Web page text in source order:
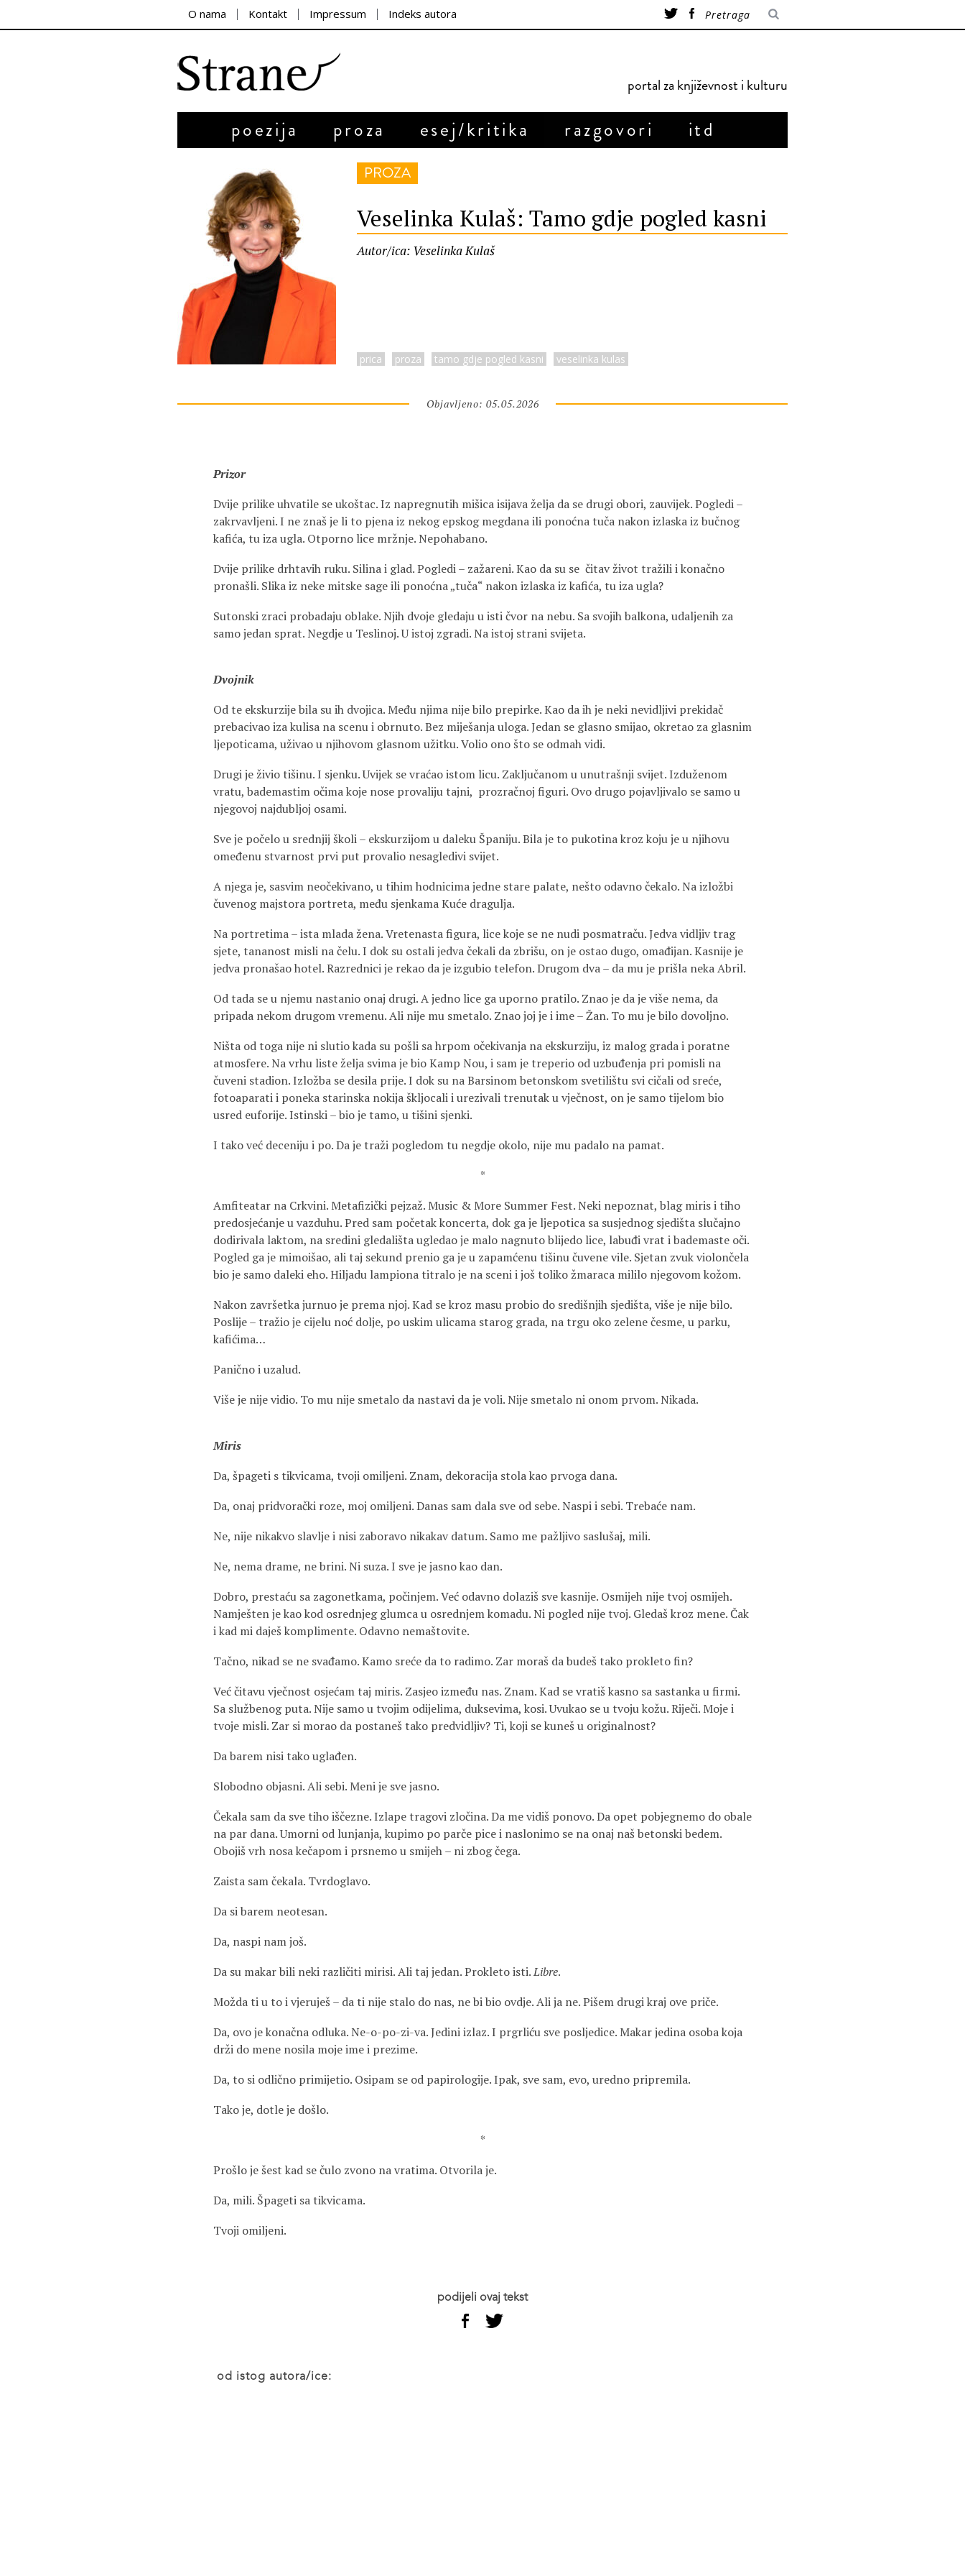
O nama Kontakt Impressum Indeks autora
portal za književnost i kulturu
poezija proza esej/kritika razgovori itd
PROZA
Veselinka Kulaš: Tamo gdje pogled kasni
Autor/ica: Veselinka Kulaš
prica proza tamo gdje pogled kasni veselinka kulas
Objavljeno: 05.05.2026
Prizor
Dvije prilike uhvatile se ukoštac. Iz napregnutih mišica isijava želja da se drugi obori, zauvijek. Pogledi –
zakrvavljeni. I ne znaš je li to pjena iz nekog epskog megdana ili ponoćna tuča nakon izlaska iz bučnog
kafića, tu iza ugla. Otporno lice mržnje. Nepohabano.
Dvije prilike drhtavih ruku. Silina i glad. Pogledi – zažareni. Kao da su se čitav život tražili i konačno
pronašli. Slika iz neke mitske sage ili ponoćna „tuča“ nakon izlaska iz kafića, tu iza ugla?
Sutonski zraci probadaju oblake. Njih dvoje gledaju u isti čvor na nebu. Sa svojih balkona, udaljenih za
samo jedan sprat. Negdje u Teslinoj. U istoj zgradi. Na istoj strani svijeta.
Dvojnik
Od te ekskurzije bila su ih dvojica. Među njima nije bilo prepirke. Kao da ih je neki nevidljivi prekidač
prebacivao iza kulisa na scenu i obrnuto. Bez miješanja uloga. Jedan se glasno smijao, okretao za glasnim
ljepoticama, uživao u njihovom glasnom užitku. Volio ono što se odmah vidi.
Drugi je živio tišinu. I sjenku. Uvijek se vraćao istom licu. Zaključanom u unutrašnji svijet. Izduženom
vratu, bademastim očima koje nose provaliju tajni, prozračnoj figuri. Ovo drugo pojavljivalo se samo u
njegovoj najdubljoj osami.
Sve je počelo u srednjij školi – ekskurzijom u daleku Španiju. Bila je to pukotina kroz koju je u njihovu
omeđenu stvarnost prvi put provalio nesagledivi svijet.
A njega je, sasvim neočekivano, u tihim hodnicima jedne stare palate, nešto odavno čekalo. Na izložbi
čuvenog majstora portreta, među sjenkama Kuće dragulja.
Na portretima – ista mlada žena. Vretenasta figura, lice koje se ne nudi posmatraču. Jedva vidljiv trag
sjete, tananost misli na čelu. I dok su ostali jedva čekali da zbrišu, on je ostao dugo, omađijan. Kasnije je
jedva pronašao hotel. Razrednici je rekao da je izgubio telefon. Drugom dva – da mu je prišla neka Abril.
Od tada se u njemu nastanio onaj drugi. A jedno lice ga uporno pratilo. Znao je da je više nema, da
pripada nekom drugom vremenu. Ali nije mu smetalo. Znao joj je i ime – Žan. To mu je bilo dovoljno.
Ništa od toga nije ni slutio kada su pošli sa hrpom očekivanja na ekskurziju, iz malog grada i poratne
atmosfere. Na vrhu liste želja svima je bio Kamp Nou, i sam je treperio od uzbuđenja pri pomisli na
čuveni stadion. Izložba se desila prije. I dok su na Barsinom betonskom svetilištu svi cičali od sreće,
fotoaparati i poneka starinska nokija škljocali i urezivali trenutak u vječnost, on je samo tijelom bio
usred euforije. Istinski – bio je tamo, u tišini sjenki.
I tako već deceniju i po. Da je traži pogledom tu negdje okolo, nije mu padalo na pamat.
*
Amfiteatar na Crkvini. Metafizički pejzaž. Music & More Summer Fest. Neki nepoznat, blag miris i tiho
predosjećanje u vazduhu. Pred sam početak koncerta, dok ga je ljepotica sa susjednog sjedišta slučajno
dodirivala laktom, na sredini gledališta ugledao je malo nagnuto blijedo lice, labuđi vrat i bademaste oči.
Pogled ga je mimoišao, ali taj sekund prenio ga je u zapamćenu tišinu čuvene vile. Sjetan zvuk violončela
bio je samo daleki eho. Hiljadu lampiona titralo je na sceni i još toliko žmaraca mililo njegovom kožom.
Nakon završetka jurnuo je prema njoj. Kad se kroz masu probio do središnjih sjedišta, više je nije bilo.
Poslije – tražio je cijelu noć dolje, po uskim ulicama starog grada, na trgu oko zelene česme, u parku,
kafićima…
Panično i uzalud.
Više je nije vidio. To mu nije smetalo da nastavi da je voli. Nije smetalo ni onom prvom. Nikada.
Miris
Da, špageti s tikvicama, tvoji omiljeni. Znam, dekoracija stola kao prvoga dana.
Da, onaj pridvorački roze, moj omiljeni. Danas sam dala sve od sebe. Naspi i sebi. Trebaće nam.
Ne, nije nikakvo slavlje i nisi zaboravo nikakav datum. Samo me pažljivo saslušaj, mili.
Ne, nema drame, ne brini. Ni suza. I sve je jasno kao dan.
Dobro, prestaću sa zagonetkama, počinjem. Već odavno dolaziš sve kasnije. Osmijeh nije tvoj osmijeh.
Namješten je kao kod osrednjeg glumca u osrednjem komadu. Ni pogled nije tvoj. Gledaš kroz mene. Čak
i kad mi daješ komplimente. Odavno nemaštovite.
Tačno, nikad se ne svađamo. Kamo sreće da to radimo. Zar moraš da budeš tako prokleto fin?
Već čitavu vječnost osjećam taj miris. Zasjeo između nas. Znam. Kad se vratiš kasno sa sastanka u firmi.
Sa službenog puta. Nije samo u tvojim odijelima, duksevima, kosi. Uvukao se u tvoju kožu. Riječi. Moje i
tvoje misli. Zar si morao da postaneš tako predvidljiv? Ti, koji se kuneš u originalnost?
Da barem nisi tako uglađen.
Slobodno objasni. Ali sebi. Meni je sve jasno.
Čekala sam da sve tiho iščezne. Izlape tragovi zločina. Da me vidiš ponovo. Da opet pobjegnemo do obale
na par dana. Umorni od lunjanja, kupimo po parče pice i naslonimo se na onaj naš betonski bedem.
Obojiš vrh nosa kečapom i prsnemo u smijeh – ni zbog čega.
Zaista sam čekala. Tvrdoglavo.
Da si barem neotesan.
Da, naspi nam još.
Da su makar bili neki različiti mirisi. Ali taj jedan. Prokleto isti.Libre.
Možda ti u to i vjeruješ – da ti nije stalo do nas, ne bi bio ovdje. Ali ja ne. Pišem drugi kraj ove priče.
Da, ovo je konačna odluka. Ne-o-po-zi-va. Jedini izlaz. I prgrliću sve posljedice. Makar jedina osoba koja
drži do mene nosila moje ime i prezime.
Da, to si odlično primijetio. Osipam se od papirologije. Ipak, sve sam, evo, uredno pripremila.
Tako je, dotle je došlo.
*
Prošlo je šest kad se čulo zvono na vratima. Otvorila je.
Da, mili. Špageti sa tikvicama.
Tvoji omiljeni.
podijeli ovaj tekst
od istog autora/ice: